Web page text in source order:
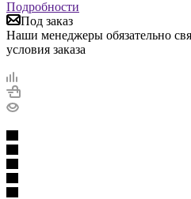
Подробности
Под заказ
Наши менеджеры обязательно
условия заказа